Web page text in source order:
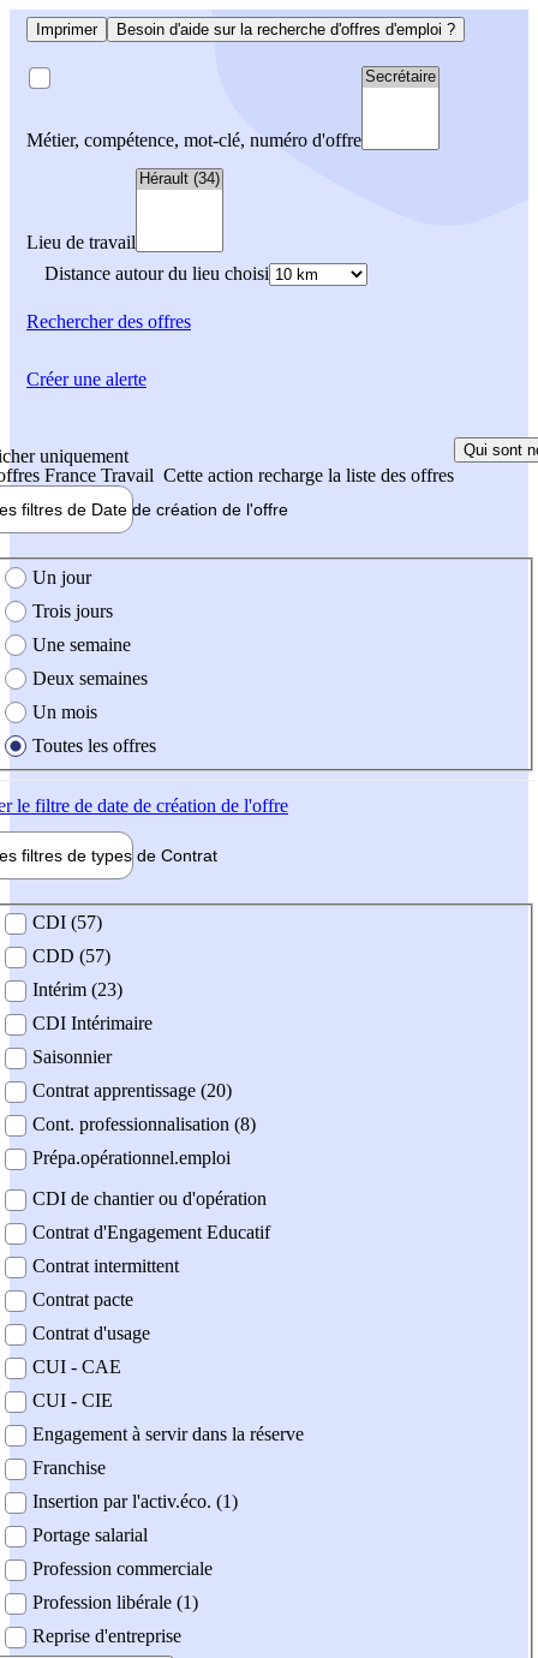
Imprimer Besoin d'aide sur la recherche d'offres d'emploi ?
Métier, compétence, mot-clé, numéro d'offre
Lieu de travail
Distance autour du lieu choisi
Rechercherdes offres
uniquement
France Travail Cette action recharge la liste des offres
Qui sont
filtres de Date de création de l'offre
création de l'offre
Un jour
Trois jours
Une semaine
Deux semaines
Un mois
Toutes les offres
le filtre de date de création de l'offre
filtres de types de Contrat
contrat
CDI (57)
CDD (57)
Intérim (23)
CDI Intérimaire
Saisonnier
Contrat apprentissage (20)
Cont. professionnalisation (8)
Prépa.opérationnel.emploi
CDI de chantier ou d'opération
Contrat d'Engagement Educatif
Contrat intermittent
Contrat pacte
Contrat d'usage
CUI - CAE
CUI - CIE
Engagement à servir dans la réserve
Franchise
Insertion par l'activ.éco. (1)
Portage salarial
Profession commerciale
Profession libérale (1)
Reprise d'entreprise
Créer une alerte